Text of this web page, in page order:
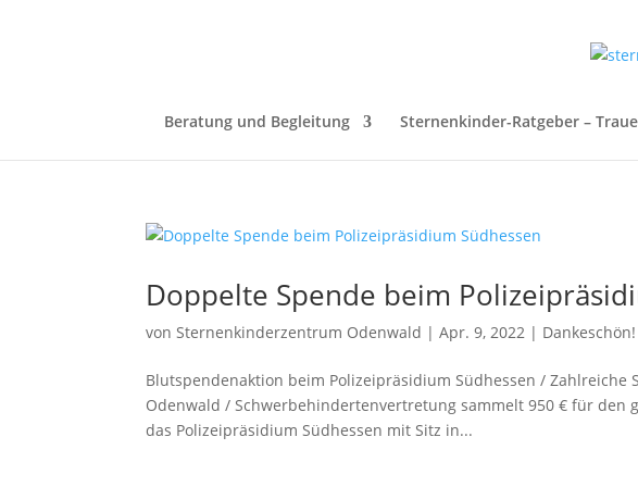
Beratung und Begleitung Sternenkinder-Ratgeber –
Doppelte Spende beim
vonSternenkinderzentrum Odenwald |Apr. 9, 2022 | Dankeschön!
Blutspendenaktion beim Polizeipräsidium Südhessen /
Odenwald / Schwerbehindertenvertretung sammelt 950 € für den
das Polizeipräsidium Südhessen mit Sitz in...